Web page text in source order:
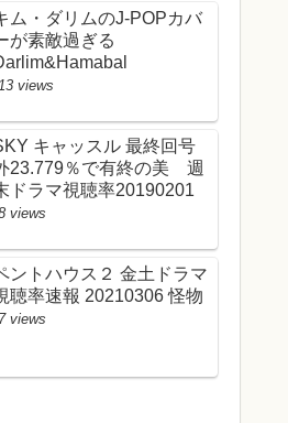
ム・ダリムのJ-POPカバ
が素敵過ぎる
views
キャッスル 最終回号
23.779％で有終の美 週
ドラマ視聴率20190201
views
ントハウス２ 金土ドラマ
聴率速報 20210306 怪物
7 views